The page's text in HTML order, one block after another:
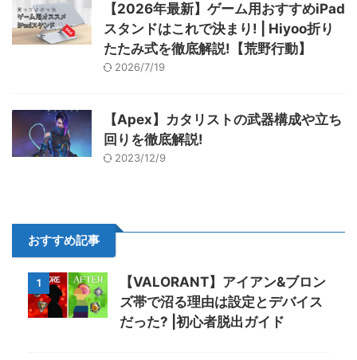
【2026年最新】ゲーム用おすすめiPad
スタンドはこれで決まり! | Hiyoo折り
たたみ式を徹底解説!【荒野行動】
2026/7/19
【Apex】カタリストの武器構成や立ち
回りを徹底解説!
2023/12/9
おすすめ記事
1
【VALORANT】アイアン&ブロン
ズ帯で沼る理由は設定とデバイス
だった? |初心者脱出ガイド